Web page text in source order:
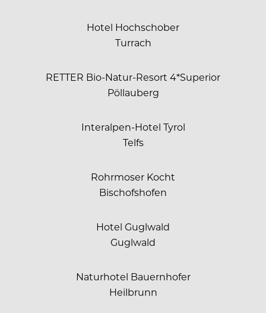
Hotel Hochschober
Turrach
RETTER Bio-Natur-Resort 4*Superior
Pöllauberg
Interalpen-Hotel Tyrol
Telfs
Rohrmoser Kocht
Bischofshofen
Hotel Guglwald
Guglwald
Naturhotel Bauernhofer
Heilbrunn